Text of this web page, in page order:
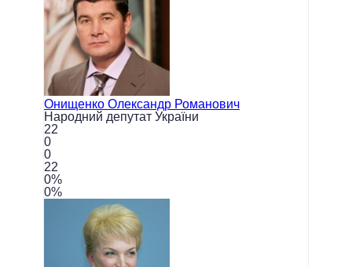
Онищенко Олександр Романович
Народний депутат України
22
0
0
22
0%
0%